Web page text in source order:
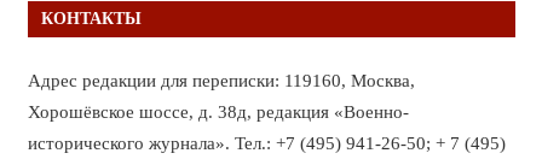
КОНТАКТЫ
Адрес редакции для переписки: 119160, Москва,
Хорошёвское шоссе, д. 38д, редакция «Военно-
исторического журнала». Тел.: +7 (495) 941-26-50; + 7 (495)